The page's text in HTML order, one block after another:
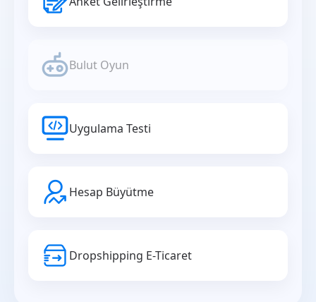
Bulut Oyun
Uygulama Testi
Hesap Büyütme
Dropshipping E-Ticaret